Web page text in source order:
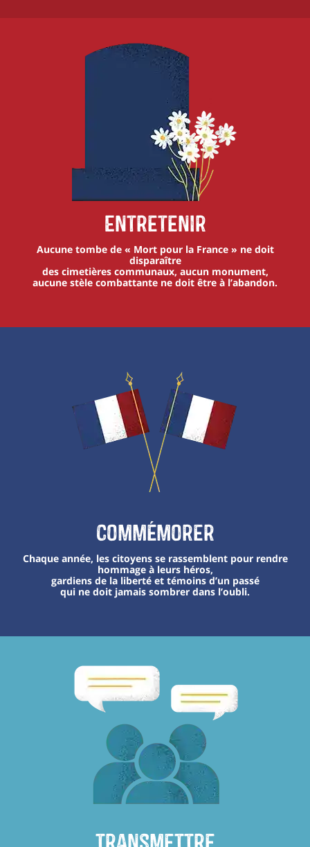
Entretenir
Aucune tombe de « Mort pour la France » ne doit
disparaître
des cimetières communaux, aucun monument,
aucune stèle combattante ne doit être à l’abandon.
Commémorer
Chaque année, les citoyens se rassemblent pour rendre
hommage à leurs héros,
gardiens de la liberté et témoins d’un passé
qui ne doit jamais sombrer dans l’oubli.